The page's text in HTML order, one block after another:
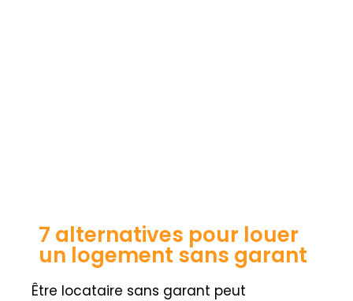
7 alternatives pour louer
un logement sans garant
Être locataire sans garant peut